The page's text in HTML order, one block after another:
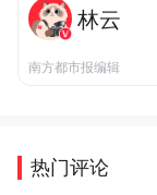
林云
南方都市报编辑
热门评论